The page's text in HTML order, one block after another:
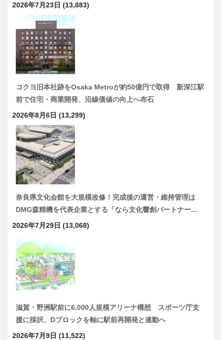
2026年7月23日 (13,883)
コクヨ旧本社跡をOsaka Metroが約50億円で取得 新深江駅
前で住宅・商業開発、沿線価値の向上へ布石
2026年8月6日 (13,299)
奈良県文化会館を大規模改修！完成後の運営・維持管理は
DMG森精機を代表企業とする「なら文化響創パートナー…
2026年7月29日 (13,068)
滋賀・野洲駅前に6,000人規模アリーナ構想 スポーツ庁支
援に採択、Dブロックを軸に駅前再開発と連動へ
2026年7月9日 (11,522)